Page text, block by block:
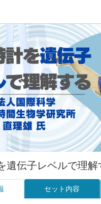
遺伝子レベルで理解
セット内容